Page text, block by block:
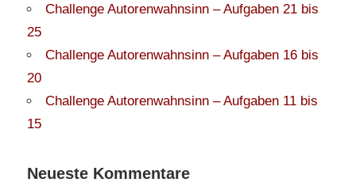
Challenge Autorenwahnsinn – Aufgaben 21 bis
25
Challenge Autorenwahnsinn – Aufgaben 16 bis
20
Challenge Autorenwahnsinn – Aufgaben 11 bis
15
Neueste Kommentare